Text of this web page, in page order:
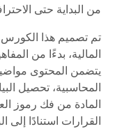
من البداية حتى
تم تصميم هذا الكورس
المالية، بدءًا من
يتضمن المحتوى مواضيع
المحاسبية، تحصيل
المادة من فك رموز
القرارات استنادًا إلى